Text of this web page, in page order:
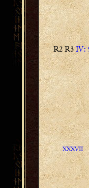
R2 R3IV:
XXXVII